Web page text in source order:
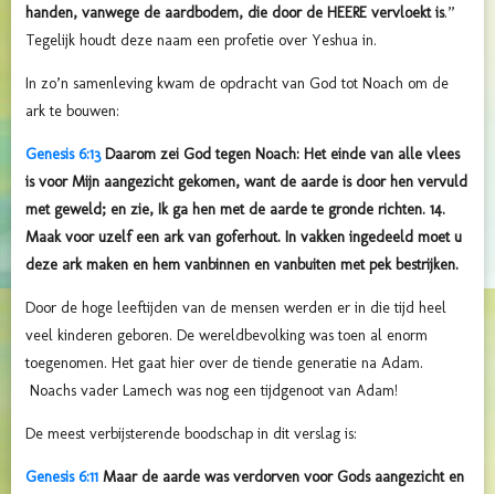
handen, vanwege de aardbodem, die door de HEERE vervloekt is.”
Tegelijk houdt deze naam een profetie over Yeshua in.
In zo’n samenleving kwam de opdracht van God tot Noach om de
ark te bouwen:
Genesis 6:13Daarom zei God tegen Noach: Het einde van alle vlees
is voor Mijn aangezicht gekomen, want de aarde is door hen vervuld
met geweld; en zie, Ik ga hen met de aarde te gronde richten. 14.
Maak voor uzelf een ark van goferhout. In vakken ingedeeld moet u
deze ark maken en hem vanbinnen en vanbuiten met pek bestrijken.
Door de hoge leeftijden van de mensen werden er in die tijd heel
veel kinderen geboren. De wereldbevolking was toen al enorm
toegenomen. Het gaat hier over de tiende generatie na Adam.
Noachs vader Lamech was nog een tijdgenoot van Adam!
De meest verbijsterende boodschap in dit verslag is:
Genesis 6:11 Maar de aarde was verdorven voor Gods aangezicht en